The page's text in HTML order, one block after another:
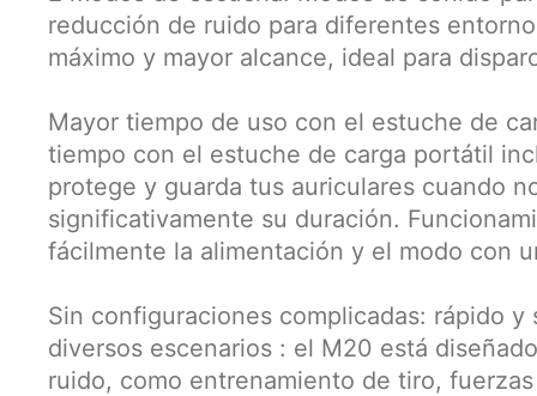
reducción de ruido para diferentes
máximo y mayor alcance, ideal para
Mayor tiempo de uso con el estuche de
tiempo con el estuche de carga portátil
protege y guarda tus auriculares cuando
significativamente su duración.
fácilmente la alimentación y el modo con
Sin configuraciones complicadas: rápido
diversos escenarios : el M20 está
ruido, como entrenamiento de tiro,